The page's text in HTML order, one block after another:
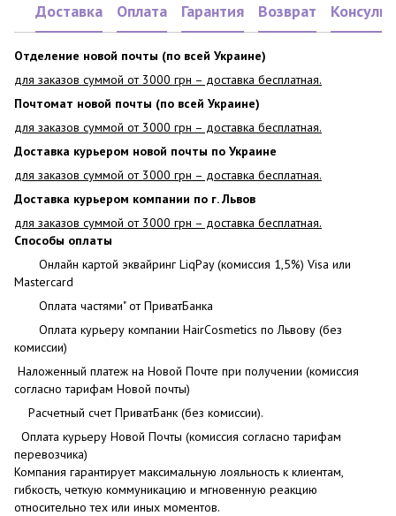
Доставка Оплата Гарантия Возврат
Отделение новой почты (по всей Украине)
для заказов суммой от 3000 грн – доставка бесплатная.
Почтомат новой почты (по всей Украине)
для заказов суммой от 3000 грн – доставка бесплатная.
Доставка курьером новой почты по Украине
для заказов суммой от 3000 грн – доставка бесплатная.
Доставка курьером компании по г. Львов
для заказов суммой от 3000 грн – доставка бесплатная.
Способы оплаты
Онлайн картой эквайринг LiqPay (комиссия 1,5%) Visa или
Mastercard
Оплата частями" от ПриватБанка
Оплата курьеру компании HairCosmetics по Львову (без
комиссии)
Наложенный платеж на Новой Почте при получении (комиссия
согласно тарифам Новой почты)
Расчетный счет ПриватБанк (без комиссии).
Оплата курьеру Новой Почты (комиссия согласно тарифам
перевозчика)
Компания гарантирует максимальную лояльность к клиентам,
гибкость, четкую коммуникацию и мгновенную реакцию
относительно тех или иных моментов.